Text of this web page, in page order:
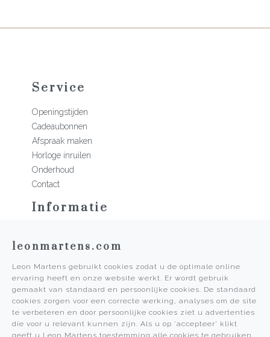
Service
Openingstijden
Cadeaubonnen
Afspraak maken
Horloge inruilen
Onderhoud
Contact
Informatie
Historie
Algemene voorwaarden
Privacy Policy
Pers
Leon Martens
leonmartens.com
Leon Martens gebruikt cookies zodat u de optimale online
ervaring heeft en onze website werkt. Er wordt gebruik
gemaakt van standaard en persoonlijke cookies. De standaard
cookies zorgen voor een correcte werking, analyses om de site
te verbeteren en door persoonlijke cookies ziet u advertenties
die voor u relevant kunnen zijn. Als u op 'accepteer' klikt
geeft u Leon Martens toestemming alle cookies te gebruiken.